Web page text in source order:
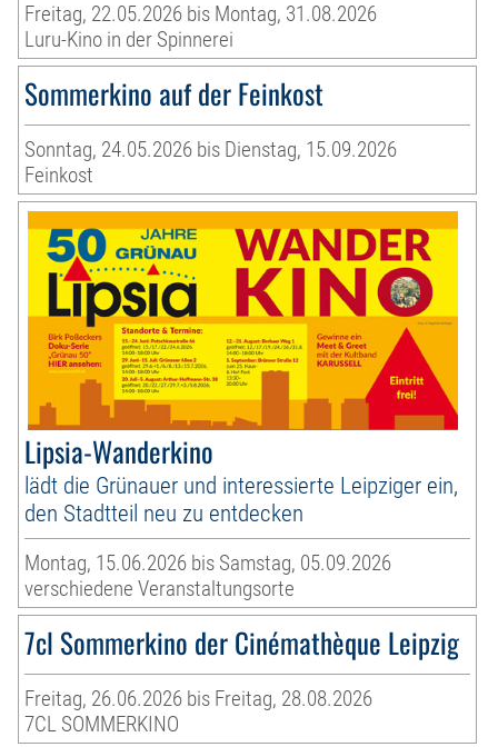
Freitag, 22.05.2026 bis Montag, 31.08.2026
Luru-Kino in der Spinnerei
Sommerkino auf der Feinkost
Sonntag, 24.05.2026 bis Dienstag, 15.09.2026
Feinkost
Lipsia-Wanderkino
lädt die Grünauer und interessierte Leipziger ein,
den Stadtteil neu zu entdecken
Montag, 15.06.2026 bis Samstag, 05.09.2026
verschiedene Veranstaltungsorte
7cl Sommerkino der Cinémathèque Leipzig
Freitag, 26.06.2026 bis Freitag, 28.08.2026
7CL SOMMERKINO